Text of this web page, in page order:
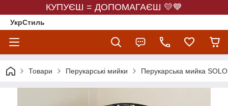
КУПУЄШ = ДОПОМАГАЄШ 💛💙
УкрСтиль
Товари Перукарські мийки Перукарська мийка SOLO